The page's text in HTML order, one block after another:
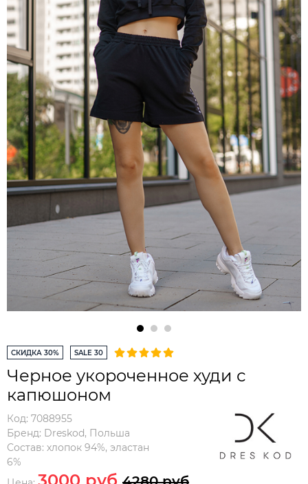
СКИДКА 30% SALE 30
Черное укороченное худи с
капюшоном
Код: 7088955
Бренд: Dreskod, Польша
Состав: хлопок 94%, эластан
6%
3000 руб